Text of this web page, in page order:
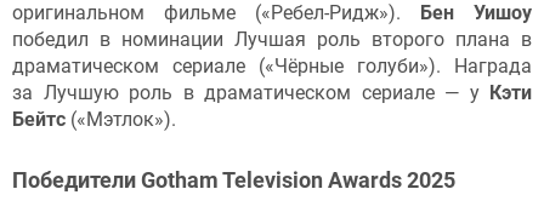
оригинальном фильме («Ребел-Ридж»).
Бен Уишоу
победил в номинации Лучшая роль второго плана в
драматическом сериале («Чёрные голуби»). Награда
за Лучшую роль в драматическом сериале — у Кэти
Бейтс («Мэтлок»).
Победители Gotham Television Awards 2025